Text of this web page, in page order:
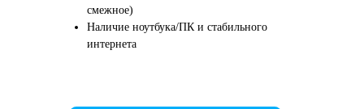
смежное)
Наличие ноутбука/ПК и стабильного
интернета